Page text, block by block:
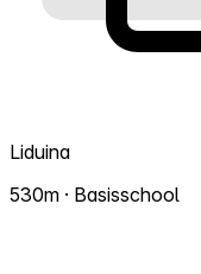
Liduina
530m · Basisschool